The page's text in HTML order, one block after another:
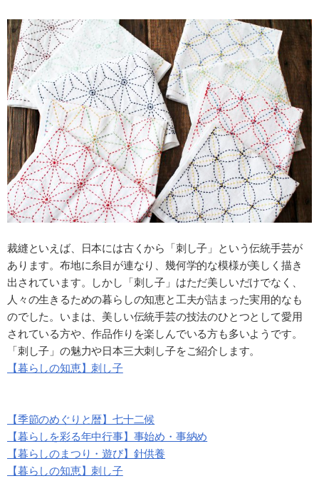
裁縫といえば、日本には古くから「刺し子」という伝統手芸が
あります。布地に糸目が連なり、幾何学的な模様が美しく描き
出されています。しかし「刺し子」はただ美しいだけでなく、
人々の生きるための暮らしの知恵と工夫が詰まった実用的なも
のでした。いまは、美しい伝統手芸の技法のひとつとして愛用
されている方や、作品作りを楽しんでいる方も多いようです。
「刺し子」の魅力や日本三大刺し子をご紹介します。
【暮らしの知恵】刺し子
【季節のめぐりと暦】七十二候
【暮らしを彩る年中行事】事始め・事納め
【暮らしのまつり・遊び】針供養
【暮らしの知恵】刺し子